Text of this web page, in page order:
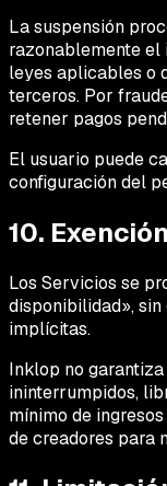
La suspensión
razonablemente el
leyes aplicables o
terceros. Por
retener pagos
El usuario puede
configuración del
10.
Los Servicios se
disponibilidad», sin
implícitas.
Inklop no
ininterrumpidos,
mínimo de
de creadores para